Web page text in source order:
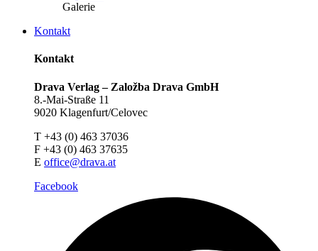
Galerie
Kontakt
Kontakt
Drava Verlag – Založba Drava GmbH
8.-Mai-Straße 11
9020 Klagenfurt/Celovec
T +43 (0) 463 37036
F +43 (0) 463 37635
E office@drava.at
Facebook